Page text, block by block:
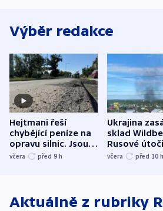
Výběr redakce
Hejtmani řeší
chybějící peníze na
opravu silnic. Jsou
nenárokové, namítá
včera před 9 h
Ukrajina
sklad
Rusové
trh, hasiče či
včera před 10 h
Aktuálně z rubriky